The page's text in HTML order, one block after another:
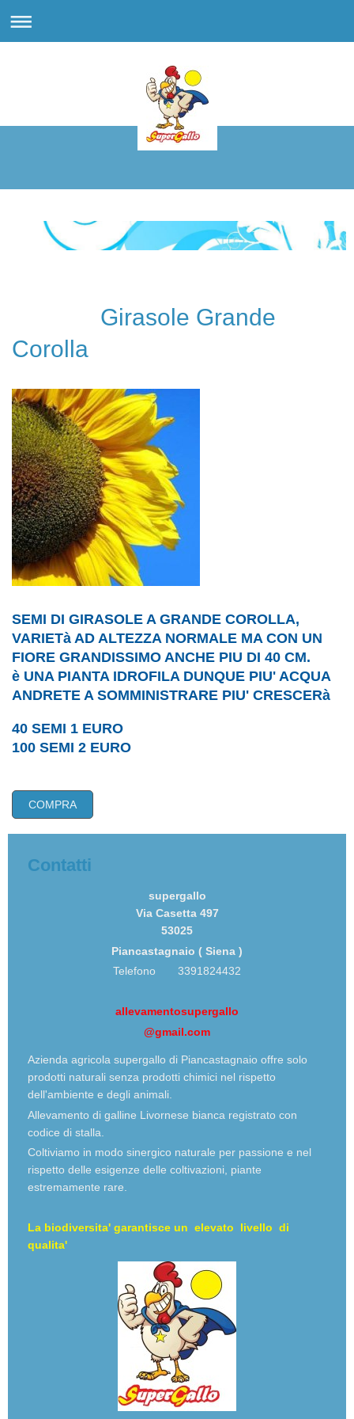
Girasole Grande
Corolla
SEMI DI GIRASOLE A GRANDE COROLLA,
VARIETà AD ALTEZZA NORMALE MA CON UN
FIORE GRANDISSIMO ANCHE PIU DI 40 CM.
è UNA PIANTA IDROFILA DUNQUE PIU' ACQUA
ANDRETE A SOMMINISTRARE PIU' CRESCERà
40 SEMI 1 EURO
100 SEMI 2 EURO
COMPRA
Contatti
supergallo
Via Casetta 497
53025
Piancastagnaio ( Siena )
Telefono 3391824432
allevamentosupergallo
@gmail.com
Azienda agricola supergallo di Piancastagnaio offre solo
prodotti naturali senza prodotti chimici nel rispetto
dell'ambiente e degli animali.
Allevamento di galline Livornese bianca registrato con
codice di stalla.
Coltiviamo in modo sinergico naturale per passione e nel
rispetto delle esigenze delle coltivazioni, piante
estremamente rare.
La biodiversita' garantisce un elevato livello di
qualita'